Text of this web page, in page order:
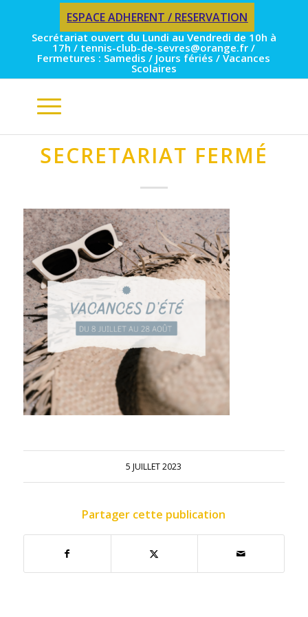
ESPACE ADHERENT / RESERVATION
Secrétariat ouvert du Lundi au Vendredi de 10h à
17h / tennis-club-de-sevres@orange.fr /
Fermetures : Samedis / Jours fériés / Vacances
Scolaires
SECRETARIAT FERMÉ
5 JUILLET 2023
Partager cette publication